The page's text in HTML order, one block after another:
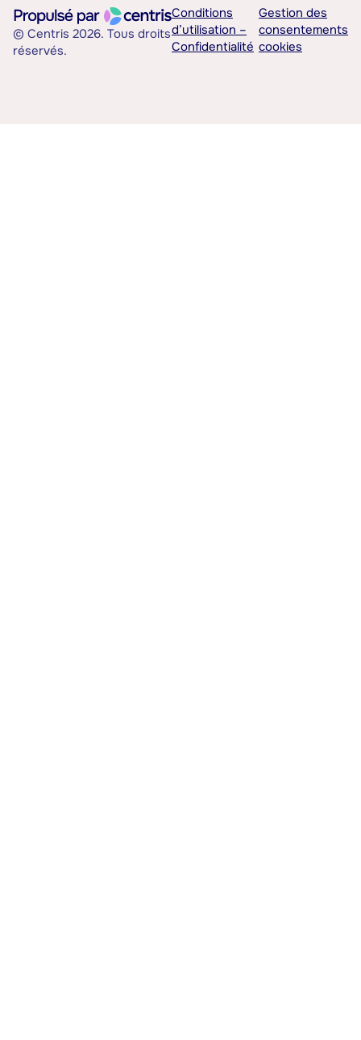
© Centris 2026. Tous droits
réservés.
Conditions
d’utilisation –
Confidentialité
Gestion des
consentements
cookies